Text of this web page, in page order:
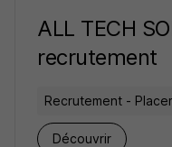
ALL TECH
recrutement
Recrutement -
Découvrir